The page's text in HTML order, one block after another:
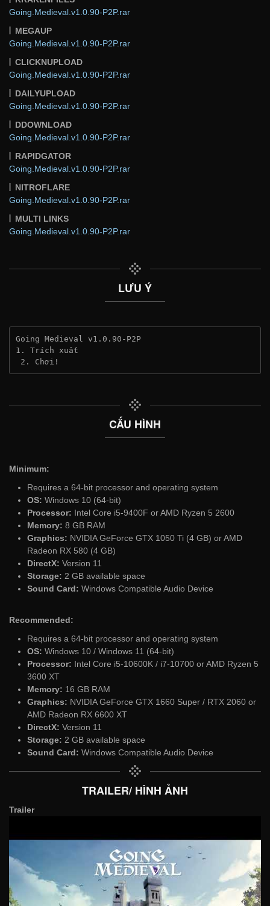
Going.Medieval.v1.0.90-P2P.rar
MEGAUP
Going.Medieval.v1.0.90-P2P.rar
CLICKNUPLOAD
Going.Medieval.v1.0.90-P2P.rar
DAILYUPLOAD
Going.Medieval.v1.0.90-P2P.rar
DDOWNLOAD
Going.Medieval.v1.0.90-P2P.rar
RAPIDGATOR
Going.Medieval.v1.0.90-P2P.rar
NITROFLARE
Going.Medieval.v1.0.90-P2P.rar
MULTI LINKS
Going.Medieval.v1.0.90-P2P.rar
LƯU Ý
Going Medieval v1.0.90-P2P
1. Trích xuất
2. Chơi!
CẤU HÌNH
Minimum:
Requires a 64-bit processor and operating system
OS: Windows 10 (64-bit)
Processor: Intel Core i5-9400F or AMD Ryzen 5 2600
Memory: 8 GB RAM
Graphics: NVIDIA GeForce GTX 1050 Ti (4 GB) or AMD
Radeon RX 580 (4 GB)
DirectX: Version 11
Storage: 2 GB available space
Sound Card: Windows Compatible Audio Device
Recommended:
Requires a 64-bit processor and operating system
OS: Windows 10 / Windows 11 (64-bit)
Processor: Intel Core i5-10600K / i7-10700 or AMD Ryzen 5
3600 XT
Memory: 16 GB RAM
Graphics: NVIDIA GeForce GTX 1660 Super / RTX 2060 or
AMD Radeon RX 6600 XT
DirectX: Version 11
Storage: 2 GB available space
Sound Card: Windows Compatible Audio Device
TRAILER/ HÌNH ẢNH
Trailer